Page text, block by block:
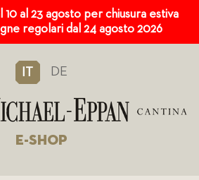
al 23 agosto per chiusura estiva
regolari dal 24 agosto 2026
IT DE
E-SHOP